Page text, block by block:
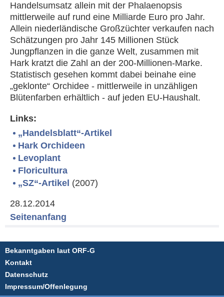
Handelsumsatz allein mit der Phalaenopsis
mittlerweile auf rund eine Milliarde Euro pro Jahr.
Allein niederländische Großzüchter verkaufen nach
Schätzungen pro Jahr 145 Millionen Stück
Jungpflanzen in die ganze Welt, zusammen mit
Hark kratzt die Zahl an der 200-Millionen-Marke.
Statistisch gesehen kommt dabei beinahe eine
„geklonte“ Orchidee - mittlerweile in unzähligen
Blütenfarben erhältlich - auf jeden EU-Haushalt.
Links:
„Handelsblatt“-Artikel
Hark Orchideen
Levoplant
Floricultura
„SZ“-Artikel (2007)
28.12.2014
Seitenanfang
Bekanntgaben laut ORF-G
Kontakt
Datenschutz
Impressum/Offenlegung